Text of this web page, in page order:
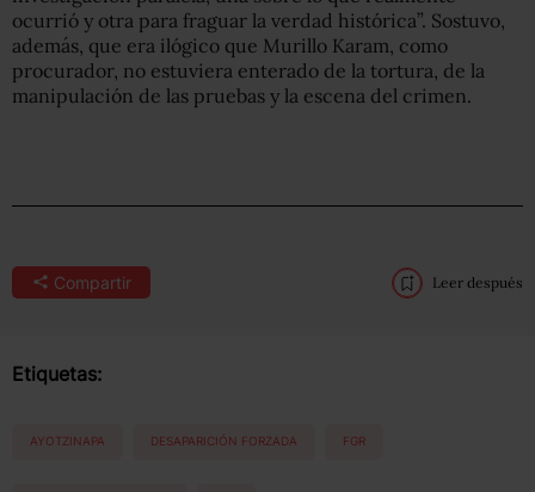
ocurrió y otra para fraguar la verdad histórica”. Sostuvo,
además, que era ilógico que Murillo Karam, como
procurador, no estuviera enterado de la tortura, de la
manipulación de las pruebas y la escena del crimen.
Compartir Leer después
Etiquetas:
AYOTZINAPA DESAPARICIÓN FORZADA FGR